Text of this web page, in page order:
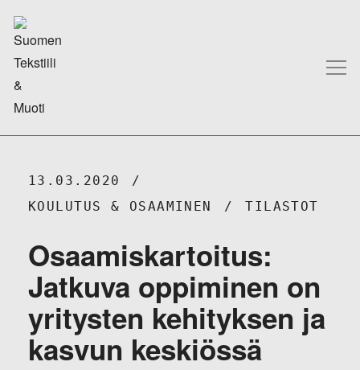
13.03.2020
KOULUTUS & OSAAMINEN
TILASTOT
Osaamiskartoitus:
Jatkuva oppiminen on
yritysten kehityksen ja
kasvun keskiössä